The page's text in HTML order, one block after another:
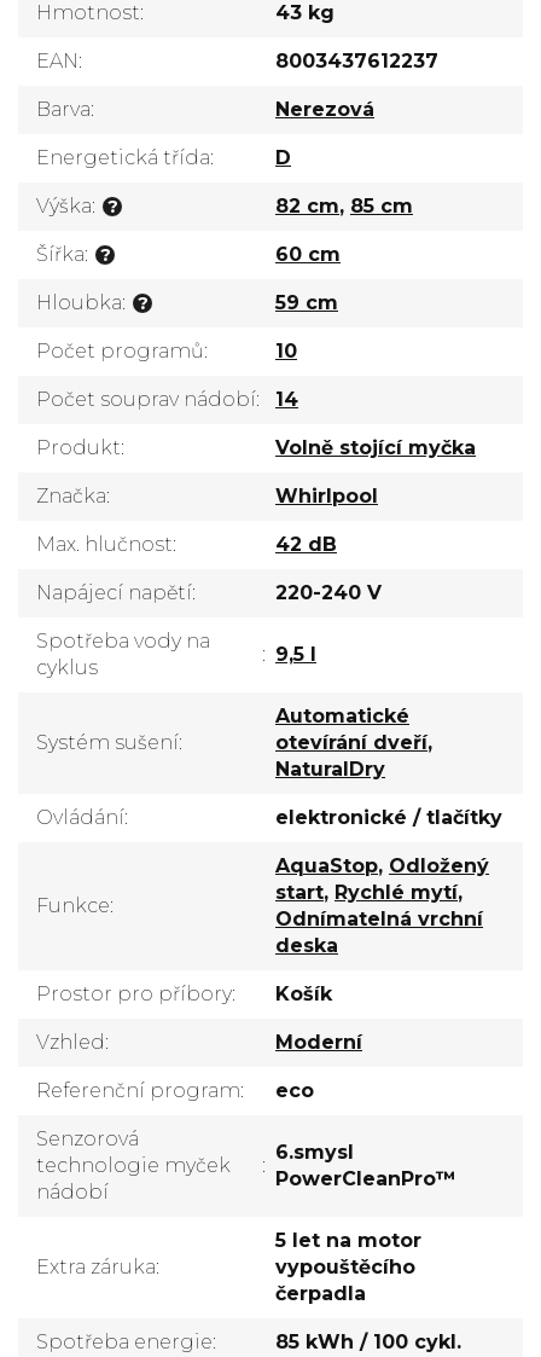
Hmotnost: 43 kg
EAN: 8003437612237
Barva: Nerezová
Energetická třída: D
?
Výška: 82 cm, 85 cm
?
Šířka: 60 cm
?
Hloubka: 59 cm
Počet programů: 10
Počet souprav nádobí: 14
Produkt: Volně stojící myčka
Značka: Whirlpool
Max. hlučnost: 42 dB
Napájecí napětí: 220-240 V
Spotřeba vody na
cyklus
: 9,5 l
Systém sušení:
Automatické
otevírání dveří,
NaturalDry
Ovládání: elektronické / tlačítky
Funkce:
AquaStop, Odložený
start, Rychlé mytí,
Odnímatelná vrchní
deska
Prostor pro příbory: Košík
Vzhled: Moderní
Referenční program: eco
Senzorová
technologie myček
nádobí
:
6.smysl
PowerCleanPro™
Extra záruka:
5 let na motor
vypouštěcího
čerpadla
Spotřeba energie: 85 kWh / 100 cykl.